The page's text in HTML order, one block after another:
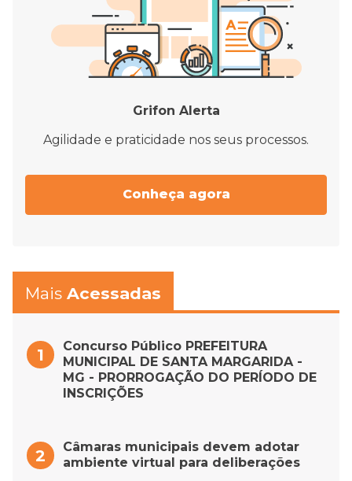
Grifon Alerta
Agilidade e praticidade nos seus processos.
Conheça agora
Mais Acessadas
Concurso Público PREFEITURA
MUNICIPAL DE SANTA MARGARIDA -
MG - PRORROGAÇÃO DO PERÍODO DE
INSCRIÇÕES
Câmaras municipais devem adotar
ambiente virtual para deliberações